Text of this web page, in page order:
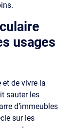
usages
de vivre la
sauter les
d’immeubles
sur les